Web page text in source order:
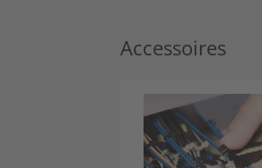
Accessoires